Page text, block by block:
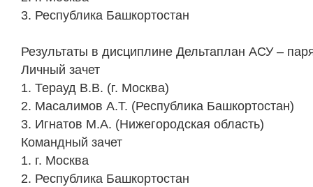
3. Республика Башкортостан
Результаты в дисциплине Дельтаплан АСУ –
Личный зачет
1. Терауд В.В. (г. Москва)
2. Масалимов А.Т. (Республика Башкортостан)
3. Игнатов М.А. (Нижегородская область)
Командный зачет
1. г. Москва
2. Республика Башкортостан